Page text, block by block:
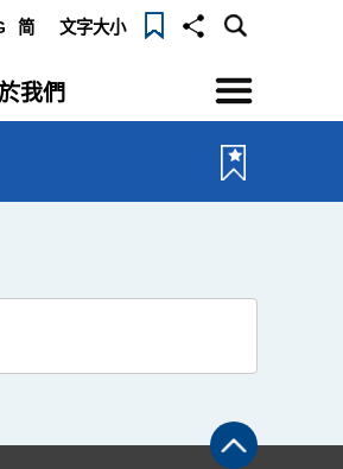
简 文字大小
我們
選
單